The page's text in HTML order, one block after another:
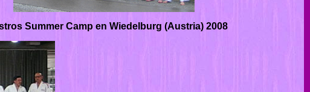
Summer Camp en Wiedelburg (Austria) 2008